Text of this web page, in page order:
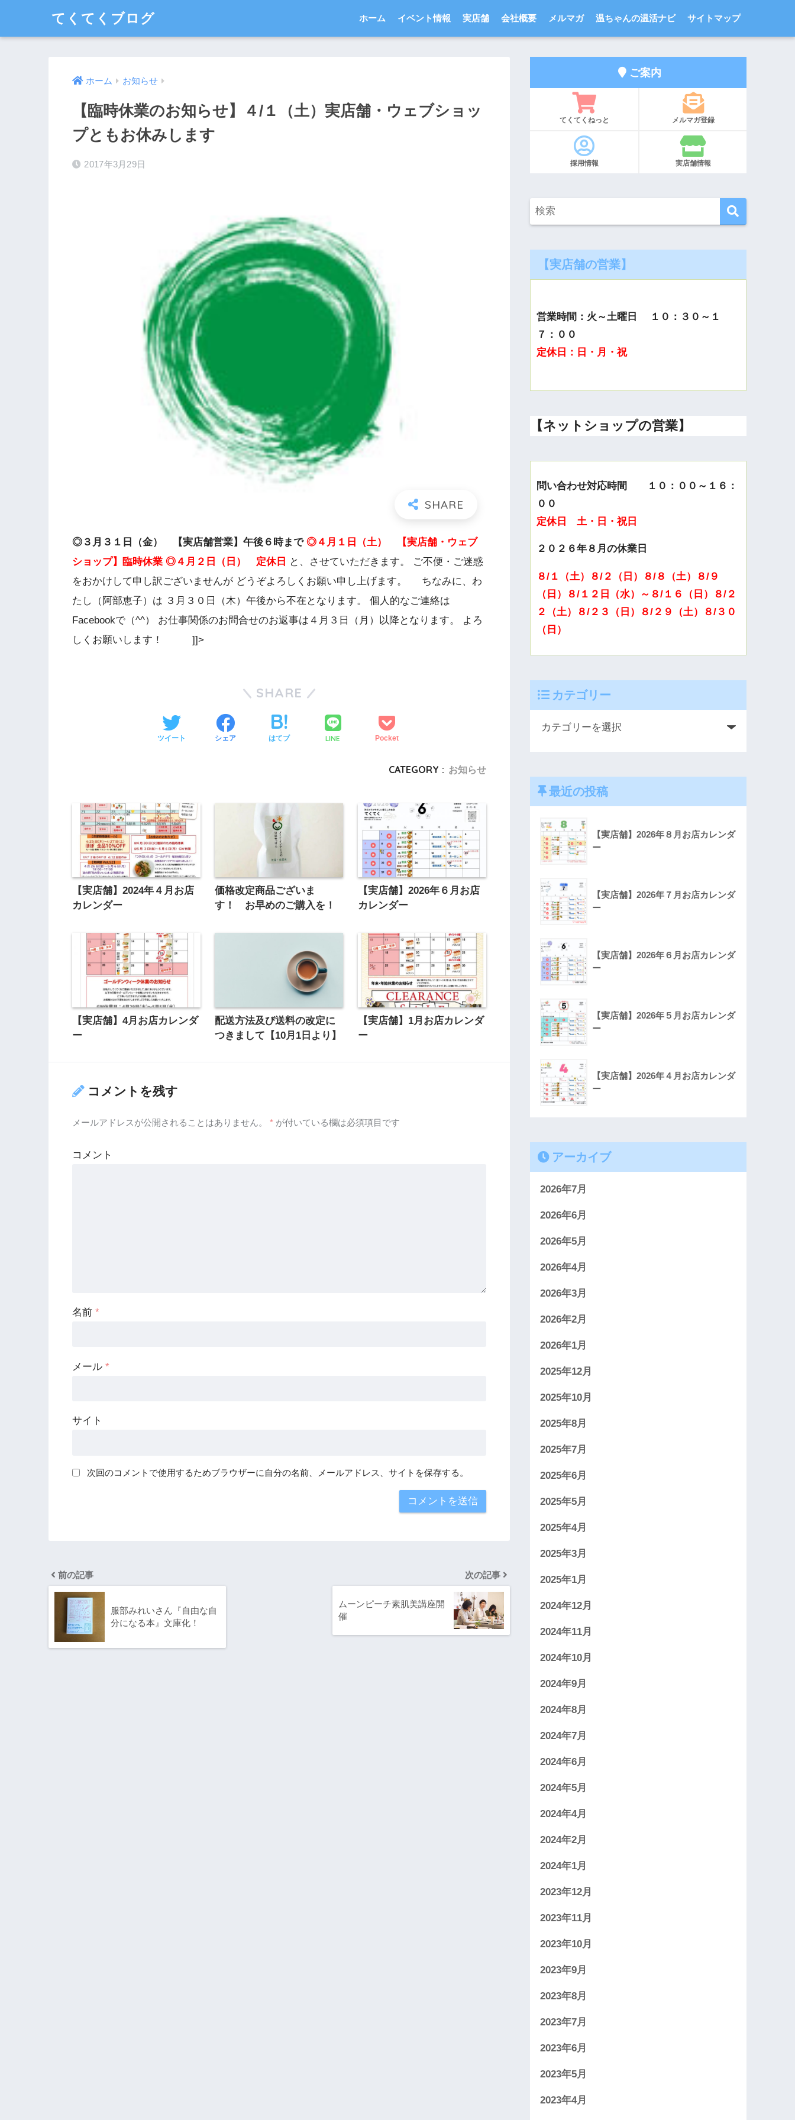
てくてくブログ ホーム イベント情報 実店舗 会社概要 メルマガ 温ちゃんの温活ナビ サイトマップ
ホーム お知らせ
【臨時休業のお知らせ】４/１（土）実店舗・ウェブショッ
プともお休みします
2017年3月29日
◎３月３１日（金） 【実店舗営業】午後６時まで ◎４月１日（土） 【実店舗・ウェブ
ショップ】臨時休業 ◎４月２日（日） 定休日
と、させていただきます。 ご不便・ご迷惑
をおかけして申し訳ございませんが どうぞよろしくお願い申し上げます。 ちなみに、わ
たし（阿部恵子）は ３月３０日（木）午後から不在となります。 個人的なご連絡は
Facebookで（^^） お仕事関係のお問合せのお返事は４月３日（月）以降となります。 よろ
しくお願いします！ ]]>
SHARE
ツイート シェア はてブ LINE Pocket
CATEGORY : お知らせ
【実店舗】2024年４月お店
カレンダー
価格改定商品ございま
す！ お早めのご購入を！
【実店舗】2026年６月お店
カレンダー
【実店舗】4月お店カレンダ
ー
配送方法及び送料の改定に
つきまして【10月1日より】
【実店舗】1月お店カレンダ
ー
コメントを残す
メールアドレスが公開されることはありません。 * が付いている欄は必須項目です
コメント
名前 *
メール *
サイト
次回のコメントで使用するためブラウザーに自分の名前、メールアドレス、サイトを保存する。
前の記事
服部みれいさん『自由な自
分になる本』文庫化！
次の記事
ムーンピーチ素肌美講座開
催
ご案内
てくてくねっと メルマガ登録
採用情報 実店舗情報
【実店舗の営業】
営業時間：火～土曜日 １０：３０～１
７：００
定休日：日・月・祝
【ネットショップの営業】
問い合わせ対応時間 １０：００～１６：
００
定休日 土・日・祝日
２０２６年８月の休業日
８/１（土）８/２（日）８/８（土）８/９
（日）８/１２日（水）～８/１６（日）８/２
２（土）８/２３（日）８/２９（土）８/３０
（日）
カテゴリー
最近の投稿
【実店舗】2026年８月お店カレンダ
ー
【実店舗】2026年７月お店カレンダ
ー
【実店舗】2026年６月お店カレンダ
ー
【実店舗】2026年５月お店カレンダ
ー
【実店舗】2026年４月お店カレンダ
ー
アーカイブ
2026年7月
2026年6月
2026年5月
2026年4月
2026年3月
2026年2月
2026年1月
2025年12月
2025年10月
2025年8月
2025年7月
2025年6月
2025年5月
2025年4月
2025年3月
2025年1月
2024年12月
2024年11月
2024年10月
2024年9月
2024年8月
2024年7月
2024年6月
2024年5月
2024年4月
2024年2月
2024年1月
2023年12月
2023年11月
2023年10月
2023年9月
2023年8月
2023年7月
2023年6月
2023年5月
2023年4月